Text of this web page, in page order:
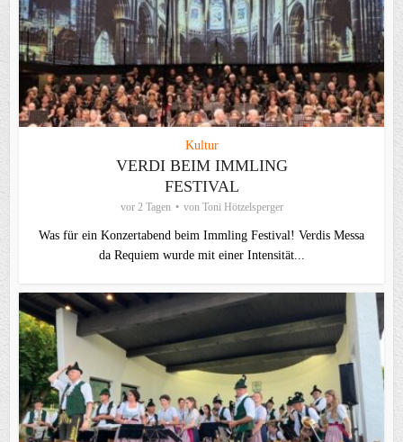
Kultur
VERDI BEIM IMMLING
FESTIVAL
vor 2 Tagen von Toni Hötzelsperger
Was für ein Konzertabend beim Immling Festival! Verdis Messa
da Requiem wurde mit einer Intensität...